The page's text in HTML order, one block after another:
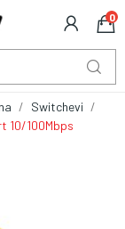
0
Switchevi
10/100Mbps